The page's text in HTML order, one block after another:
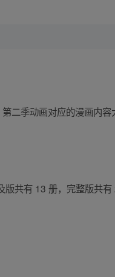
二季动画对应的漫画内
共有 13 册，完整版共